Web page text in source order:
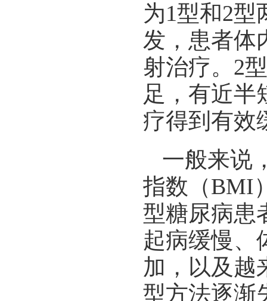
为1型和2型
发，患者体
射治疗。2
足，有近半
疗得到有效
一般来说
指数（BMI
型糖尿病患
起病缓慢、
加，以及越
型方法逐渐